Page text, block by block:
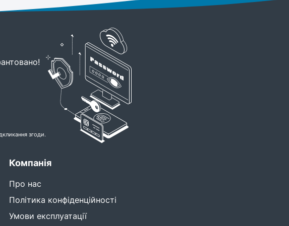
згоди.
Компанія
Про нас
Політика конфіденційності
Умови експлуатації